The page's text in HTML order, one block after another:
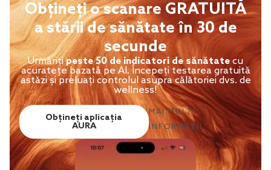
Obțineți o scanare GRATUITĂ
a stării de sănătate în 30 de
secunde
Urmărițipeste 50 de indicatori de sănătate cu
acuratețe bazată pe AI. Începeți testarea gratuită
astăzi și preluați controlul asupra călătoriei dvs. de
wellness!
Obțineți aplicația
AURA
MAI MULTE
INFORMAȚII